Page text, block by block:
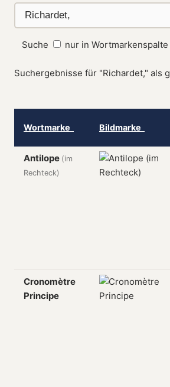
Suche nur in Wortmarkenspalte
Suchergebnisse für "Richardet," als
Wortmarke Bildmarke
Antilope (im
Rechteck)
Cronomètre
Principe